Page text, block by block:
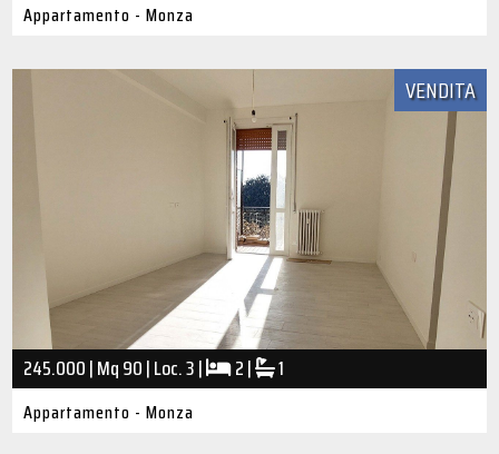
Appartamento - Monza
VENDITA
245.000 | Mq 90 | Loc. 3 | 2 | 1
Appartamento - Monza